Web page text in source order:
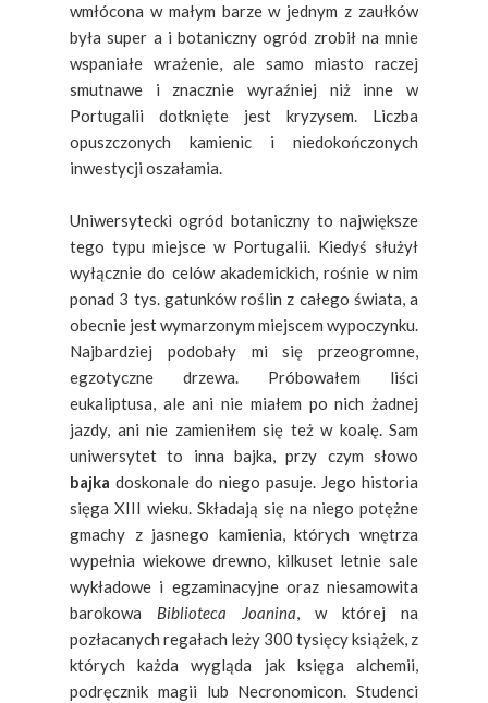
wmłócona w małym barze w jednym z zaułków
była super a i botaniczny ogród zrobił na mnie
wspaniałe wrażenie, ale samo miasto raczej
smutnawe i znacznie wyraźniej niż inne w
Portugalii dotknięte jest kryzysem. Liczba
opuszczonych kamienic i niedokończonych
inwestycji oszałamia.
Uniwersytecki ogród botaniczny to największe
tego typu miejsce w Portugalii. Kiedyś służył
wyłącznie do celów akademickich, rośnie w nim
ponad 3 tys. gatunków roślin z całego świata, a
obecnie jest wymarzonym miejscem wypoczynku.
Najbardziej podobały mi się przeogromne,
egzotyczne drzewa. Próbowałem liści
eukaliptusa, ale ani nie miałem po nich żadnej
jazdy, ani nie zamieniłem się też w koalę. Sam
uniwersytet to inna bajka, przy czym słowo
bajka doskonale do niego pasuje. Jego historia
sięga XIII wieku. Składają się na niego potężne
gmachy z jasnego kamienia, których wnętrza
wypełnia wiekowe drewno, kilkuset letnie sale
wykładowe i egzaminacyjne oraz niesamowita
barokowa Biblioteca Joanina, w której na
pozłacanych regałach leży 300 tysięcy książek, z
których każda wygląda jak księga alchemii,
podręcznik magii lub Necronomicon. Studenci